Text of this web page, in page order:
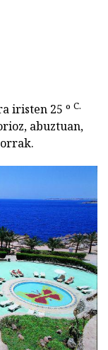
iristen 25 º C.
abuztuan,